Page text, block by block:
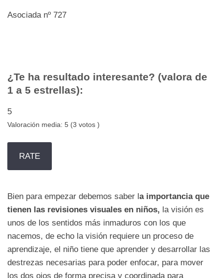
Asociada nº 727
¿Te ha resultado interesante? (valora de
1 a 5 estrellas):
5
Valoración media: 5 (3 votos )
Bien para empezar debemos saber l a importancia que
tienen las revisiones visuales en niños, la visión es
unos de los sentidos más inmaduros con los que
nacemos, de echo la visión requiere un proceso de
aprendizaje, el niño tiene que aprender y desarrollar las
destrezas necesarias para poder enfocar, para mover
los dos ojos de forma precisa y coordinada para